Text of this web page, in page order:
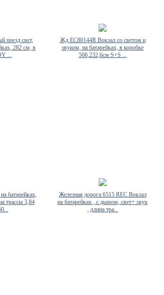
поезд свет,
282 см, в
...
Жд EC80144R Вокзал со светом и
звуком, на батарейках, в коробке
506,232,6см S+S ...
батарейках,
трассы 3,84
Железная дорога 6515 REC Вокзал
на батарейках , с дымом, свет+ звук
, длина тра...